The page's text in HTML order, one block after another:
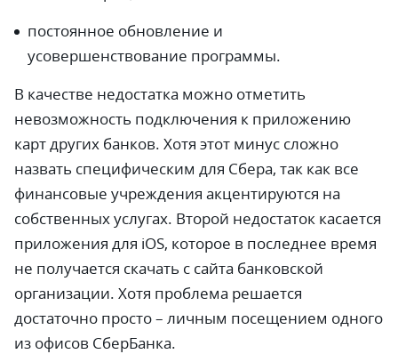
постоянное обновление и
усовершенствование программы.
В качестве недостатка можно отметить
невозможность подключения к приложению
карт других банков. Хотя этот минус сложно
назвать специфическим для Сбера, так как все
финансовые учреждения акцентируются на
собственных услугах. Второй недостаток касается
приложения для iOS, которое в последнее время
не получается скачать с сайта банковской
организации. Хотя проблема решается
достаточно просто – личным посещением одного
из офисов СберБанка.